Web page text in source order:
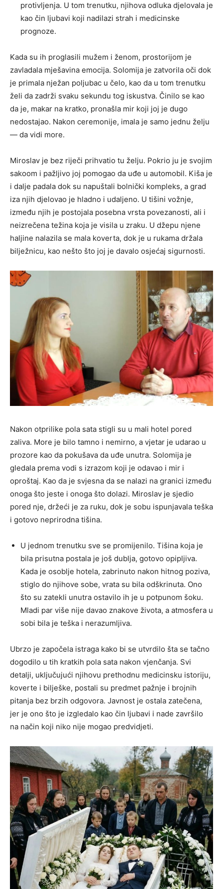
protivljenja. U tom trenutku, njihova odluka djelovala je
kao čin ljubavi koji nadilazi strah i medicinske
prognoze.
Kada su ih proglasili mužem i ženom, prostorijom je
zavladala mješavina emocija. Solomija je zatvorila oči dok
je primala nježan poljubac u čelo, kao da u tom trenutku
želi da zadrži svaku sekundu tog iskustva. Činilo se kao
da je, makar na kratko, pronašla mir koji joj je dugo
nedostajao. Nakon ceremonije, imala je samo jednu želju
— da vidi more.
Miroslav je bez riječi prihvatio tu želju. Pokrio ju je svojim
sakoom i pažljivo joj pomogao da uđe u automobil. Kiša je
i dalje padala dok su napuštali bolnički kompleks, a grad
iza njih djelovao je hladno i udaljeno. U tišini vožnje,
između njih je postojala posebna vrsta povezanosti, ali i
neizrečena težina koja je visila u zraku. U džepu njene
haljine nalazila se mala koverta, dok je u rukama držala
bilježnicu, kao nešto što joj je davalo osjećaj sigurnosti.
Nakon otprilike pola sata stigli su u mali hotel pored
zaliva. More je bilo tamno i nemirno, a vjetar je udarao u
prozore kao da pokušava da uđe unutra. Solomija je
gledala prema vodi s izrazom koji je odavao i mir i
oproštaj. Kao da je svjesna da se nalazi na granici između
onoga što jeste i onoga što dolazi. Miroslav je sjedio
pored nje, držeći je za ruku, dok je sobu ispunjavala teška
i gotovo neprirodna tišina.
U jednom trenutku sve se promijenilo. Tišina koja je
bila prisutna postala je još dublja, gotovo opipljiva.
Kada je osoblje hotela, zabrinuto nakon hitnog poziva,
stiglo do njihove sobe, vrata su bila odškrinuta. Ono
što su zatekli unutra ostavilo ih je u potpunom šoku.
Mladi par više nije davao znakove života, a atmosfera u
sobi bila je teška i nerazumljiva.
Ubrzo je započela istraga kako bi se utvrdilo šta se tačno
dogodilo u tih kratkih pola sata nakon vjenčanja. Svi
detalji, uključujući njihovu prethodnu medicinsku istoriju,
koverte i bilješke, postali su predmet pažnje i brojnih
pitanja bez brzih odgovora. Javnost je ostala zatečena,
jer je ono što je izgledalo kao čin ljubavi i nade završilo
na način koji niko nije mogao predvidjeti.